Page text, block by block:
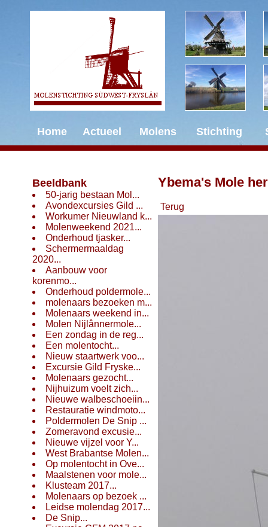
Home Actueel Molens Stichting
Beeldbank
50-jarig bestaan Mol...
Avondexcursies Gild ...
Workumer Nieuwland k...
Molenweekend 2021...
Onderhoud tjasker...
Schermermaaldag
2020...
Aanbouw voor
korenmo...
Onderhoud poldermole...
molenaars bezoeken m...
Molenaars weekend in...
Molen Nijlânnermole...
Een zondag in de reg...
Een molentocht...
Nieuw staartwerk voo...
Excursie Gild Fryske...
Molenaars gezocht...
Nijhuizum voelt zich...
Nieuwe walbeschoeiin...
Restauratie windmoto...
Poldermolen De Snip ...
Zomeravond excusie...
Nieuwe vijzel voor Y...
West Brabantse Molen...
Op molentocht in Ove...
Maalstenen voor mole...
Klusteam 2017...
Molenaars op bezoek ...
Leidse molendag 2017...
De Snip...
Ybema's Mole
Terug